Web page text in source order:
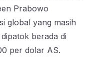
Prabowo
global yang masih
berada di
per dolar AS.